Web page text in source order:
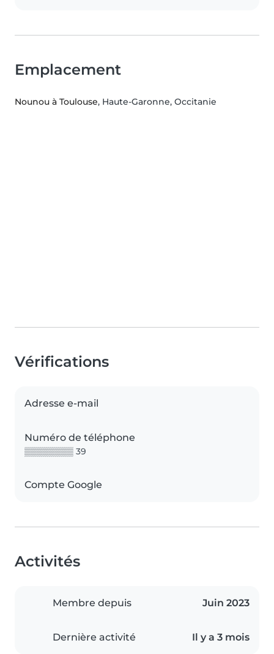
Emplacement
Nounou à Toulouse, Haute-Garonne, Occitanie
Vérifications
Adresse e-mail
Numéro de téléphone
▒▒▒▒▒▒▒▒ 39
Compte Google
Activités
Membre depuis Juin 2023
Dernière activité Il y a 3 mois